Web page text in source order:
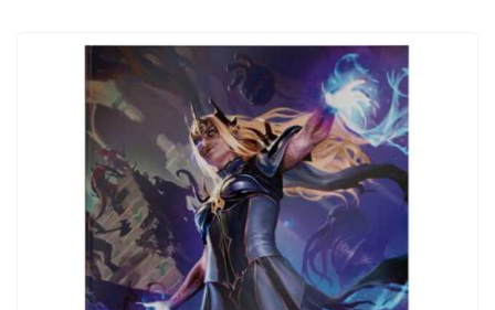
DAS SCHWARZE AUGE D&D PRIVATE EYE
SONSTIGE 0,00 €